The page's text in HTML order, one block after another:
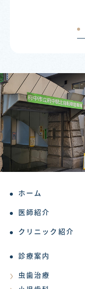
ホーム
医師紹介
クリニック紹介
診療案内
虫歯治療